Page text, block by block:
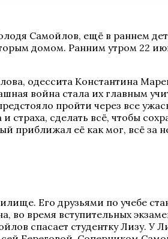
Самойлов, ещё в раннем
домом. Ранним утром 22
одессита Константина
война стала их главным
пройти через все
страха, сделать всё, чтобы
приближал её как мог, всё за
Его друзьями по учебе
время вступительных
спасает студентку Лизу.